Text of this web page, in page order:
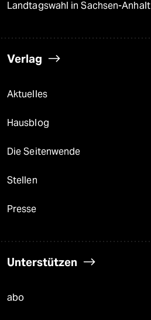
Landtagswahl in Sachsen-Anhalt
Verlag
Aktuelles
Hausblog
Die Seitenwende
Stellen
Presse
Unterstützen
abo